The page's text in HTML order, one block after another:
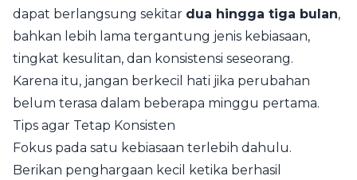
dapat berlangsung sekitar dua hingga tiga bulan,
bahkan lebih lama tergantung jenis kebiasaan,
tingkat kesulitan, dan konsistensi seseorang.
Karena itu, jangan berkecil hati jika perubahan
belum terasa dalam beberapa minggu pertama.
Tips agar Tetap Konsisten
Fokus pada satu kebiasaan terlebih dahulu.
Berikan penghargaan kecil ketika berhasil